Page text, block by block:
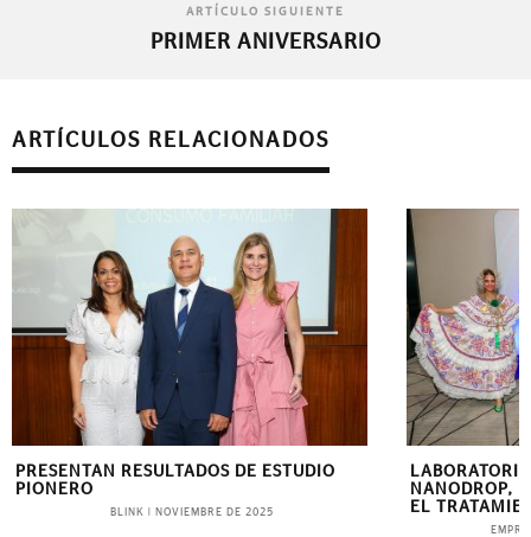
ARTÍCULO SIGUIENTE
PRIMER ANIVERSARIO
ARTÍCULOS RELACIONADOS
PRESENTAN RESULTADOS DE ESTUDIO
PIONERO
BLINK NOVIEMBRE DE 2025
NANODROP,
EL